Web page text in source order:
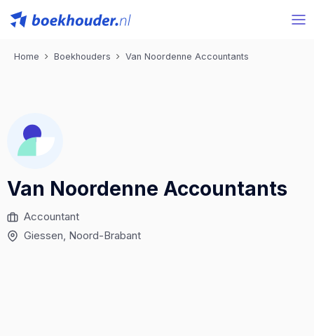
Home Boekhouders Van Noordenne Accountants
Van Noordenne Accountants
Accountant
Giessen, Noord-Brabant